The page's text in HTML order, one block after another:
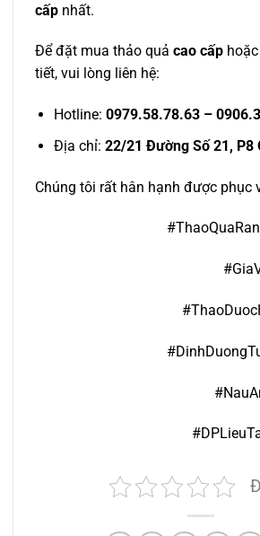
cấp nhất.
Để đặt mua thảo quả cao cấp
tiết, vui lòng liên hệ:
Hotline: 0979.58.78.63 –
Địa chỉ: 22/21 Đường Số 21, P8
Chúng tôi rất hân hạnh được phục